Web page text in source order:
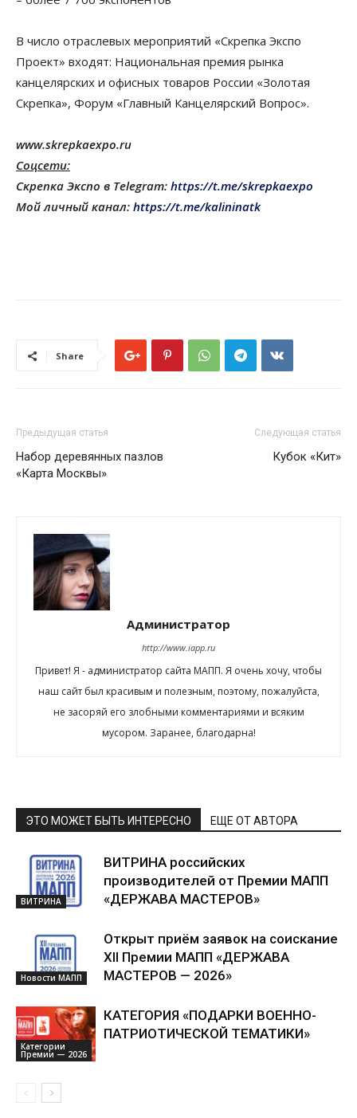
В число отраслевых мероприятий «Скрепка Экспо
Проект» входят: Национальная премия рынка
канцелярских и офисных товаров России «Золотая
Скрепка», Форум «Главный Канцелярский Вопрос».
www.skrepkaexpo.ru
Соцсети:
Скрепка Экспо в Telegram: https://t.me/skrepkaexpo
Мой личный канал: https://t.me/kalininatk
Share
Предыдущая статья
Набор деревянных пазлов
«Карта Москвы»
Следующая статья
Кубок «Кит»
Администратор
http://www.iapp.ru
Привет! Я - администратор сайта МАПП. Я очень хочу, чтобы
наш сайт был красивым и полезным, поэтому, пожалуйста,
не засоряй его злобными комментариями и всяким
мусором. Заранее, благодарна!
ЭТО МОЖЕТ БЫТЬ ИНТЕРЕСНО ЕЩЕ ОТ АВТОРА
ВИТРИНА
ВИТРИНА российских
производителей от Премии МАПП
«ДЕРЖАВА МАСТЕРОВ»
Новости МАПП
Открыт приём заявок на соискание
XII Премии МАПП «ДЕРЖАВА
МАСТЕРОВ — 2026»
Категории
Премии — 2026
КАТЕГОРИЯ «ПОДАРКИ ВОЕННО-
ПАТРИОТИЧЕСКОЙ ТЕМАТИКИ»